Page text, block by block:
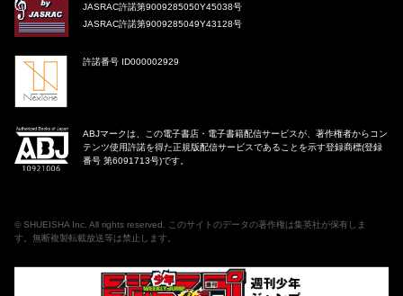
JASRAC許諾第9009285050Y45038号
JASRAC許諾第9009285049Y43128号
許諾番号 ID000002929
ABJマークは、この電子書店・電子書籍配信サービスが、著作権者からコン
テンツ使用許諾を得た正規版配信サービスであることを示す登録商標(登録
番号 第6091713号)です。
© SHUEISHA Inc. All rights reserved. このサイトのデータの著作権は集英社が保有しま
す。無断複製転載放送等は禁止します。